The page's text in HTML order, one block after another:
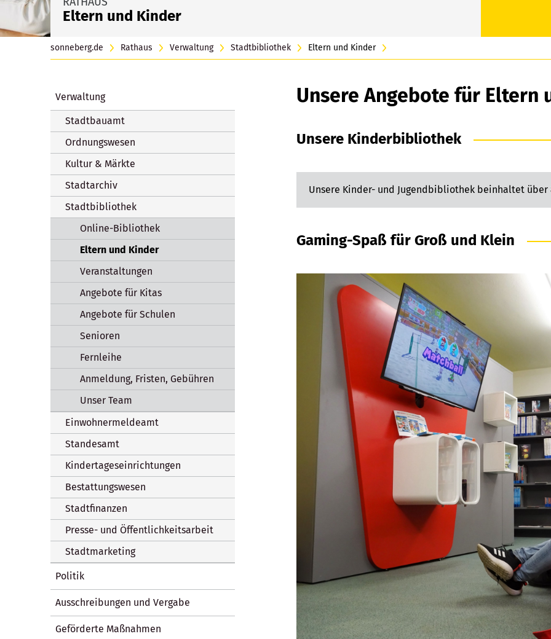
Eltern und Kinder
sonneberg.de Rathaus Verwaltung Stadtbibliothek Eltern und Kinder
Unsere Angebote für Eltern
Unsere Kinderbibliothek
Unsere Kinder- und Jugendbibliothek beinhaltet über
Gaming-Spaß für Groß und Klein
Verwaltung
Stadtbauamt
Ordnungswesen
Kultur & Märkte
Stadtarchiv
Stadtbibliothek
Online-Bibliothek
Eltern und Kinder
Veranstaltungen
Angebote für Kitas
Angebote für Schulen
Senioren
Fernleihe
Anmeldung, Fristen, Gebühren
Unser Team
Einwohnermeldeamt
Standesamt
Kindertageseinrichtungen
Bestattungswesen
Stadtfinanzen
Presse- und Öffentlichkeitsarbeit
Stadtmarketing
Politik
Ausschreibungen und Vergabe
Geförderte Maßnahmen
Online-